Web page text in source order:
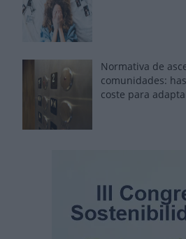
Normativa de
comunidades:
coste para